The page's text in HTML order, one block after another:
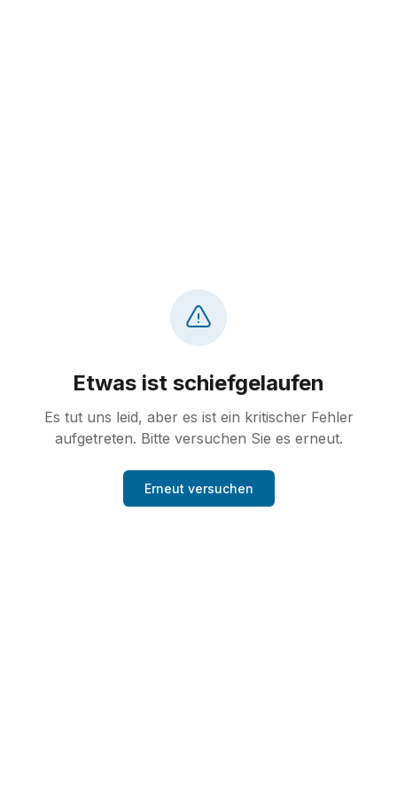
Etwas ist schiefgelaufen
Es tut uns leid, aber es ist ein kritischer Fehler
aufgetreten. Bitte versuchen Sie es erneut.
Erneut versuchen